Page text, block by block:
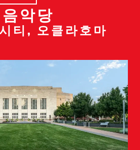
악당
티, 오클라호마